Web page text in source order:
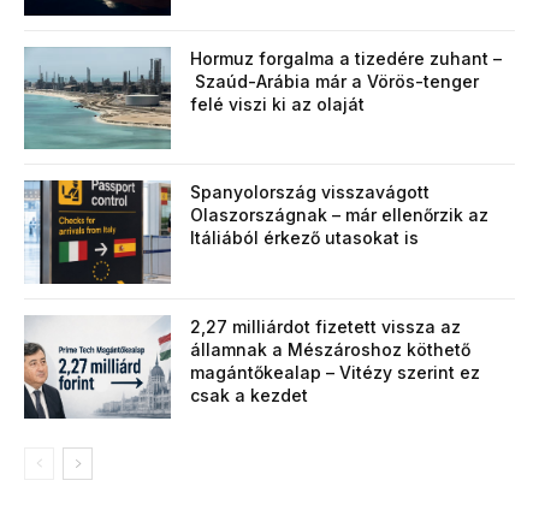
Hormuz forgalma a tizedére zuhant –
Szaúd-Arábia már a Vörös-tenger
felé viszi ki az olaját
Spanyolország visszavágott
Olaszországnak – már ellenőrzik az
Itáliából érkező utasokat is
2,27 milliárdot fizetett vissza az
államnak a Mészároshoz köthető
magántőkealap – Vitézy szerint ez
csak a kezdet